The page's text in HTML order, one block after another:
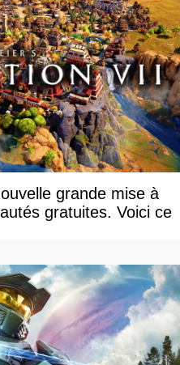
grande mise à
gratuites. Voici ce